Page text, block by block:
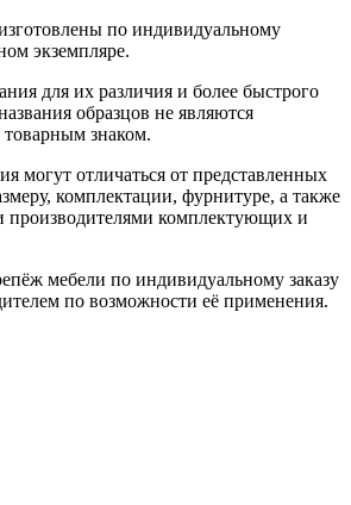
по индивидуальному
экземпляре.
для их различия и более быстрого
образцов не являются
знаком.
могут отличаться от представленных
комплектации, фурнитуре, а также
производителями комплектующих и
мебели по индивидуальному заказу
по возможности её применения.